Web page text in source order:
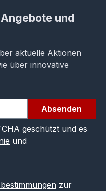
und
aktuelle Aktionen
über innovative
Absenden
geschützt und es
und
zur